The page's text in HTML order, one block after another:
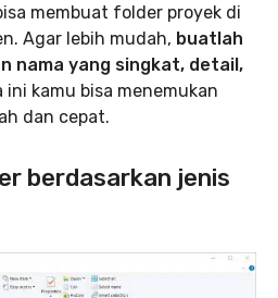
membuat folder proyek di
Agar lebih mudah, buatlah
nama yang singkat, detail,
ini kamu bisa menemukan
dan cepat.
berdasarkan jenis